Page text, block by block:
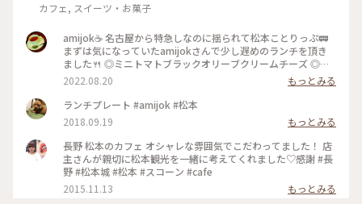
カフェ, スイーツ・お菓子
amijok☕ 名古屋から特急しなのに揺られて松本ことりっぷ🚃
まずは気になっていたamijokさんで少し遅めのランチを頂き
ました🍴 ◎ミニトマトブラックオリーブクリームチーズ ◎ド
リップコーヒーice ◎信州完熟桃フロマージュクリー厶 ショー
ケースでマフィンを選んだのですが、実際にお皿に載って目の
前にすると、その大きさに驚きました😂 外カリッ中しっとり
ホロホロのマフィンに、甘さがギュッと詰まったミニトマト、
オリーブの香りが絶妙です😋 軽く温めてくださったので中の
クリームチーズがとろっと熱くて、お好みでとお勧めしていた
だいたオリーブオイルをかけたり、何パターンもの美味しさが
楽しめました✨ ドリップコーヒーは酸味少なめで苦味がありつ
つすっきり飲める美味しさ😊 桃のマフィンもどうしても食べ
たくて、翌朝ホテルで食べる用にお持ち帰りで頂きました🍑 ご
2022.08.20
もっとみる
ランチプレート #amijok #松本
2018.09.19
もっとみる
長野 松本のカフェ オシャレな雰囲気でこだわってました！ 店
主さんが親切に松本観光を一緒に考えてくれました♡感謝 #長
野 #松本城 #松本 #スコーン #cafe
2015.11.13
もっとみる